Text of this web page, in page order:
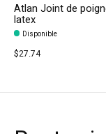
Atlan Joint de
latex
Disponible
$27.74